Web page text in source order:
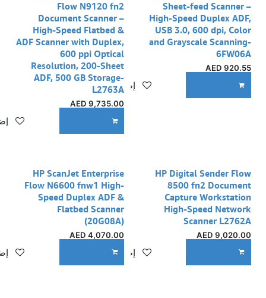
Sheet-feed Scanner –
High-Speed Duplex ADF,
USB 3.0, 600 dpi, Color
and Grayscale Scanning-
6FW06A
920.55
إضافة إلى قائمة الأمنيات
Flow N9120 fn2
Document Scanner –
High-Speed Flatbed &
ADF Scanner with Duplex,
600 ppi Optical
Resolution, 200-Sheet
ADF, 500 GB Storage-
L2763A
9,735.00
AED
HP Digital Sender Flow
8500 fn2 Document
Capture Workstation
High-Speed Network
Scanner L2762A
9,020.00
إضافة إلى قائمة الأمنيات
HP ScanJet Enterprise
Flow N6600 fnw1 High-
Speed Duplex ADF &
Flatbed Scanner
(20G08A)
4,070.00
AED